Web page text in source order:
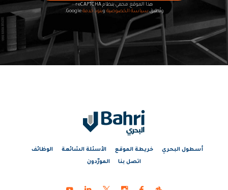
هذا الموقع محمي بنظام reCAPTCHA
وتُطبقسياسة الخصوصية وبنود خدمةGoogle.
أسطول البحري خريطة الموقع الأسئلة الشائعة
الوظائف
اتصل بنا
المورّدون